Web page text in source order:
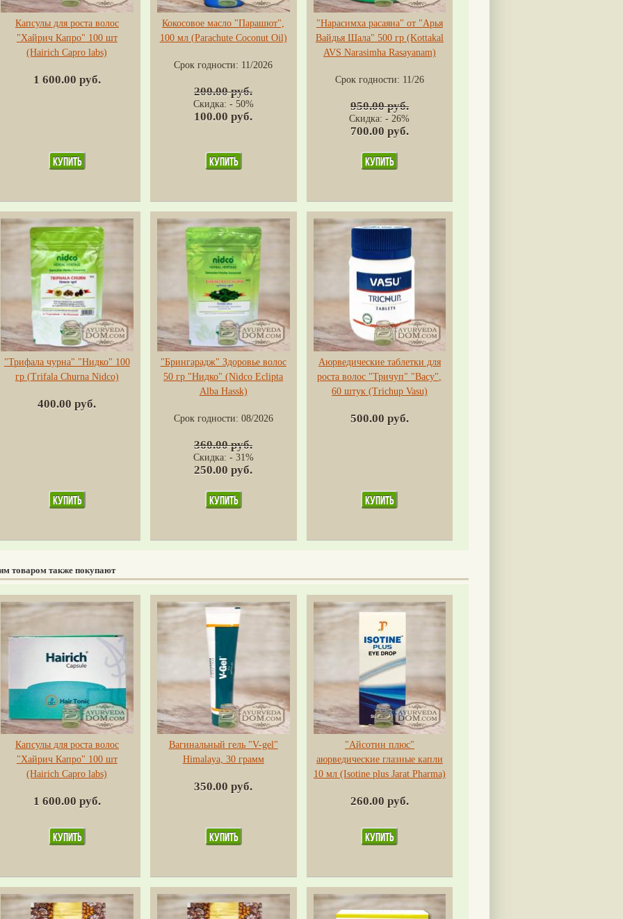
Капсулы для роста волос
"Хайрич Капро" 100 шт
(Hairich Capro labs)
1 600.00 руб.
Кокосовое масло "Парашют",
100 мл (Parachute Coconut Oil)
Срок годности: 11/2026
200.00 руб.
Скидка: - 50%
100.00 руб.
"Нарасимха расаяна" от "Арья
Вайдья Шала" 500 гр (Kottakal
AVS Narasimha Rasayanam)
Срок годности: 11/26
950.00 руб.
Скидка: - 26%
700.00 руб.
"Трифала чурна" "Нидко" 100
гр (Trifala Сhurna Nidco)
400.00 руб.
"Брингарадж" Здоровье волос
50 гр "Нидко" (Nidco Eclipta
Alba Hassk)
Срок годности: 08/2026
360.00 руб.
Скидка: - 31%
250.00 руб.
Аюрведические таблетки для
роста волос "Тричуп" "Васу",
60 штук (Trichup Vasu)
500.00 руб.
товаром также покупают
Капсулы для роста волос
"Хайрич Капро" 100 шт
(Hairich Capro labs)
1 600.00 руб.
Вагинальный гель "V-gel"
Himalaya, 30 грамм
350.00 руб.
"Айсотин плюс"
аюрведические глазные капли
10 мл (Isotine plus Jarat Pharma)
260.00 руб.